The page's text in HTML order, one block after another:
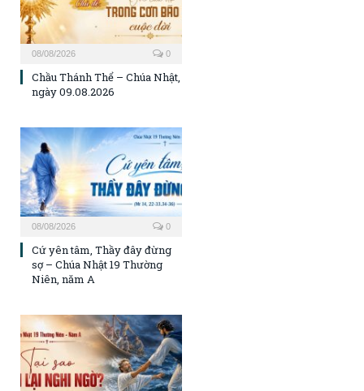
08/08/2026 0
Chầu Thánh Thể – Chúa Nhật,
ngày 09.08.2026
08/08/2026 0
Cứ yên tâm, Thầy đây đừng
sợ – Chúa Nhật 19 Thường
Niên, năm A